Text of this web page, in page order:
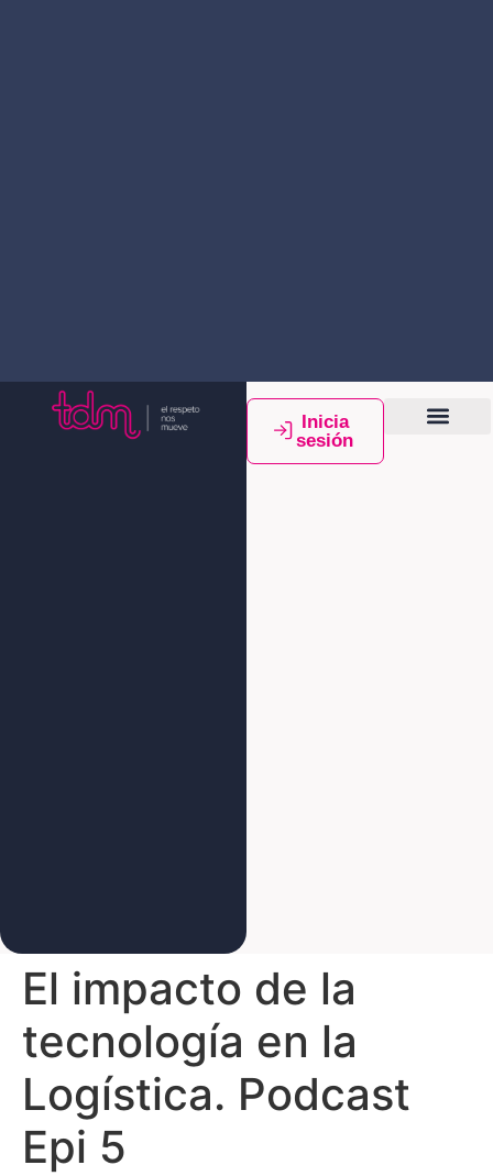
Inicia
sesión
El impacto de la
tecnología en la
Logística. Podcast
Epi 5